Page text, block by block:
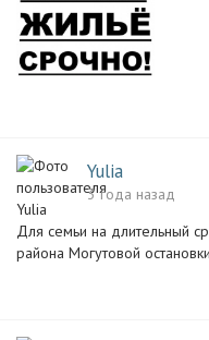
Yulia
3 года назад
Для семьи на длительный
района Могутовой